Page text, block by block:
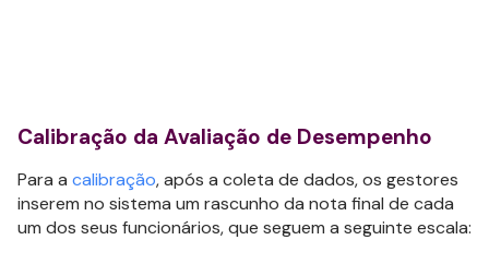
Calibração da Avaliação de Desempenho
Para a calibração, após a coleta de dados, os gestores
inserem no sistema um rascunho da nota final de cada
um dos seus funcionários, que seguem a seguinte escala: